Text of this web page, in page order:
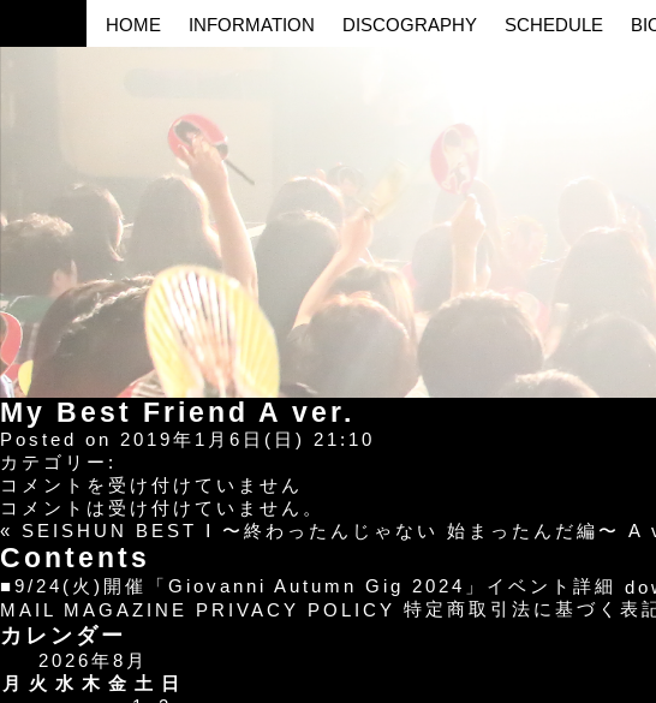
HOME INFORMATION DISCOGRAPHY SCHEDULE
My Best Friend A ver.
Posted on 2019年1月6日(日) 21:10
カテゴリー:
My
Best
Friend
A
ver.
は
コメントを受け付けていません
コメントは受け付けていません。
« SEISHUN BEST Ⅰ 〜終わったんじゃない 始まったんだ編〜 A
Contents
■9/24(火)開催「Giovanni Autumn Gig 2024」イベント詳細
MAIL MAGAZINE
PRIVACY POLICY 特定商取引法に基づく表
カレンダー
2026年8月
月
火 水 木 金 土
日